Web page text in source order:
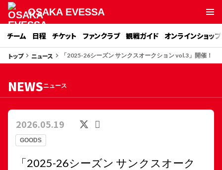
OSAKA EVESSA
チーム 日程 チケット ファンクラブ 観戦ガイド オンラインショップ
トップkeyboard_arrow_right ニュース keyboard_arrow_right 「2025-26シーズン サンクスオークション vol.3」開催！
NEWSニュース
GOODS
2026.05.19
「2025-26シーズン サンクスオーク